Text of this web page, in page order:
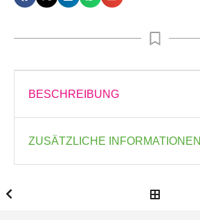
BESCHREIBUNG
ZUSÄTZLICHE INFORMATIONEN